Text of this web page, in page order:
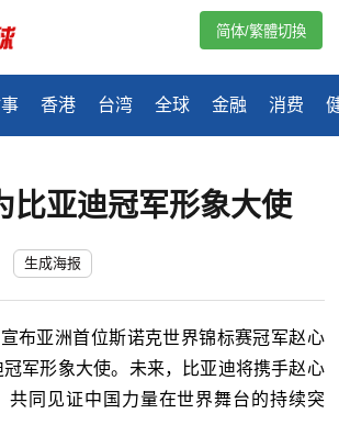
香港 台湾 全球 金融 消费
简体/繁體切換
比亚迪冠军形象大使
生成海报
布亚洲首位斯诺克世界锦标赛冠军赵心
军形象大使。未来，比亚迪将携手赵心
共同见证中国力量在世界舞台的持续突